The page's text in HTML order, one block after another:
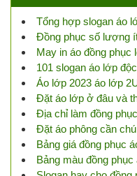
Tổng hợp slogan áo
Đồng phục số lượng
May in áo đồng phục
101 slogan áo lớp
Áo lớp 2023 áo lớp
Đặt áo lớp ở đâu và
Địa chỉ làm đồng
Đặt áo phông cần
Bảng giá đồng phục
Bảng màu đồng phục